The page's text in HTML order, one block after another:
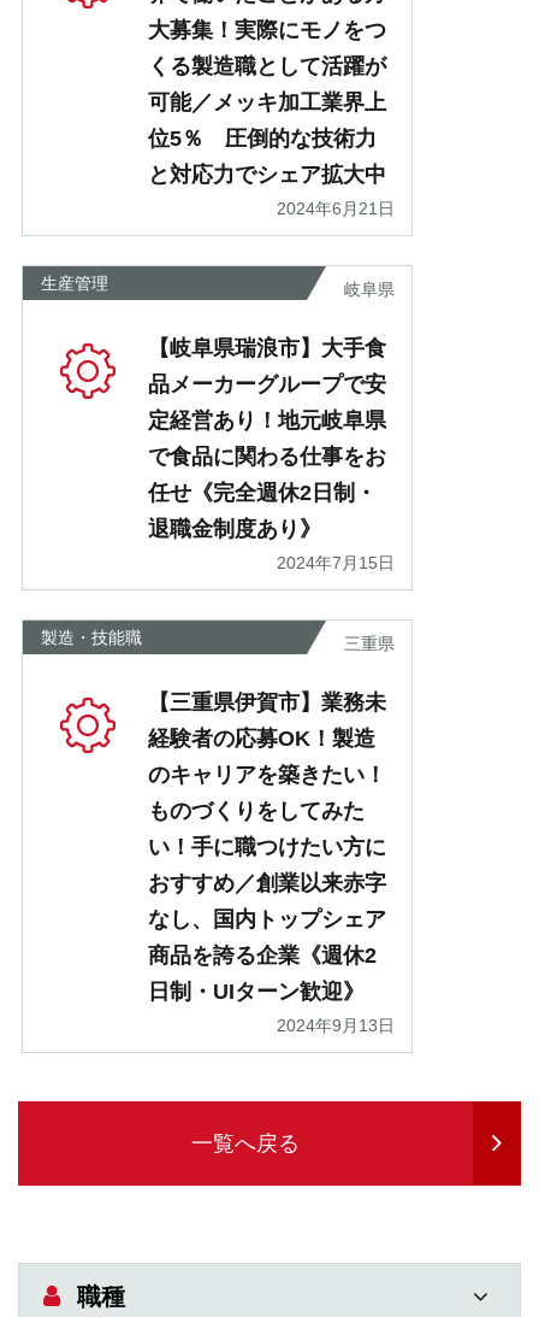
大募集！実際にモノをつ
くる製造職として活躍が
可能／メッキ加工業界上
位5％ 圧倒的な技術力
と対応力でシェア拡大中
2024年6月21日
生産管理 岐阜県
【岐阜県瑞浪市】大手食
品メーカーグループで安
定経営あり！地元岐阜県
で食品に関わる仕事をお
任せ《完全週休2日制・
退職金制度あり》
2024年7月15日
製造・技能職 三重県
【三重県伊賀市】業務未
経験者の応募OK！製造
のキャリアを築きたい！
ものづくりをしてみた
い！手に職つけたい方に
おすすめ／創業以来赤字
なし、国内トップシェア
商品を誇る企業《週休2
日制・UIターン歓迎》
2024年9月13日
一覧へ戻る
職種